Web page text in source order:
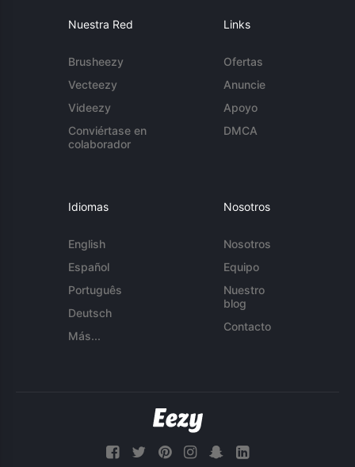
Nuestra Red
Brusheezy
Vecteezy
Videezy
Conviértase en
colaborador
Links
Ofertas
Anuncie
Apoyo
DMCA
Idiomas
English
Español
Português
Deutsch
Más...
Nosotros
Nosotros
Equipo
Nuestro
blog
Contacto